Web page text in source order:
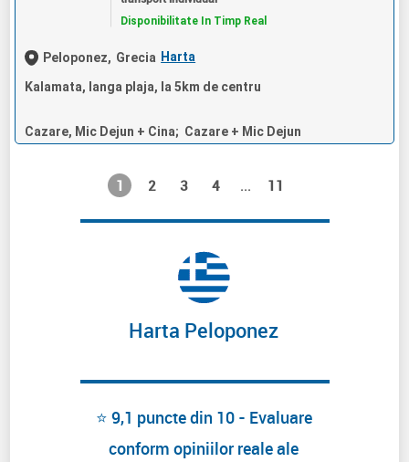
Disponibilitate In Timp Real
Peloponez, Grecia Harta
Kalamata, langa plaja, la 5km de centru
Cazare, Mic Dejun + Cina; Cazare + Mic Dejun
1 2 3 4 ... 11
Harta Peloponez
⭐ 9,1 puncte din 10 - Evaluare
conform opiniilor reale ale